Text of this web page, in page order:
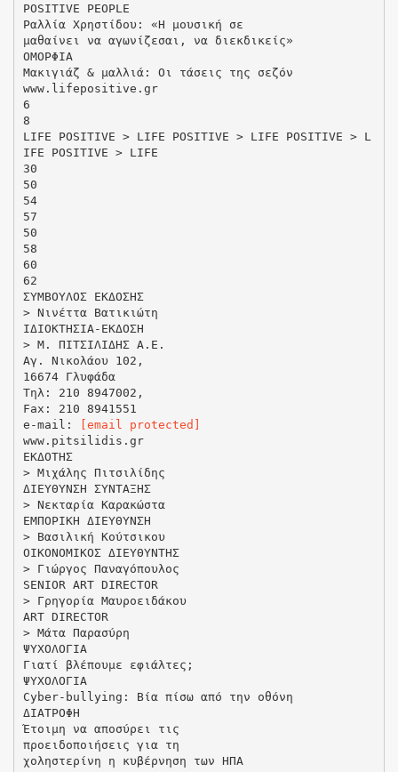
POSITIVE PEOPLE
Pαλλία Χρηστίδου: «Η μουσική σε
μαθαίνει να αγωνίζεσαι, να διεκδικείς»
ΟΜΟΡΦΙΑ
Μακιγιάζ & μαλλιά: Οι τάσεις της σεζόν
www.lifepositive.gr
6
8
LIFE POSITIVE > LIFE POSITIVE > LIFE POSITIVE > L
IFE POSITIVE > LIFE
30
50
54
57
50
58
60
62
ΣΥΜΒΟΥΛΟΣ ΕΚΔΟΣΗΣ
> Νινέττα Βατικιώτη
ΙΔΙΟΚΤΗΣΙΑ-ΕΚΔΟΣΗ
> Μ. ΠΙΤΣΙΛΙΔΗΣ Α.Ε.
Αγ. Νικολάου 102,
16674 Γλυφάδα
Τηλ: 210 8947002,
Fax: 210 8941551
e-mail:
[email protected]